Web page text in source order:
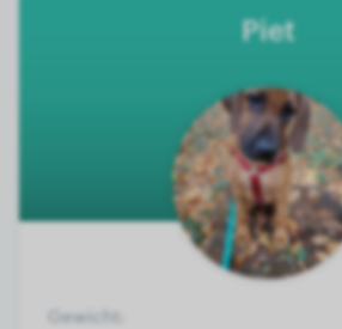
Piet
Gewicht: